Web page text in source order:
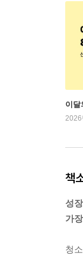
이달
2026
책
성
가
청